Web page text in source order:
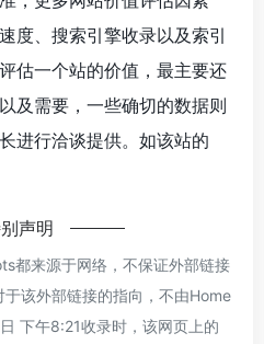
度、搜索引擎收录以及索引
估一个站的价值，最主要还
及需要，一些确切的数据则
进行洽谈提供。如该站的
声明
都来源于网络，不保证外部链接
该外部链接的指向，不由Home
下午8:21收录时，该网页上的